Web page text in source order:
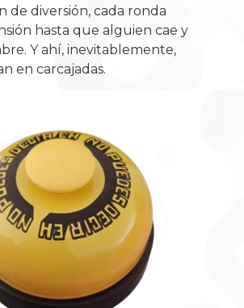
de diversión, cada ronda
hasta que alguien cae y
Y ahí, inevitablemente,
en carcajadas.